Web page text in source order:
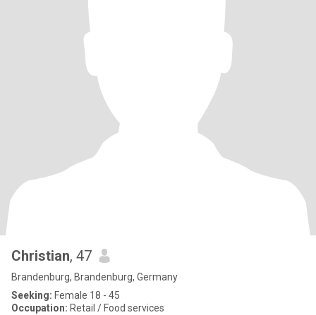
Christian, 47
Brandenburg, Brandenburg, Germany
Seeking: Female 18 - 45
Occupation: Retail / Food services